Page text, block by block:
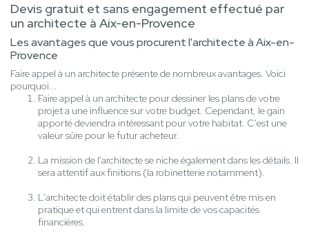
Devis gratuit et sans engagement effectué par
un architecte à Aix-en-Provence
Les avantages que vous procurent l'architecte à Aix-en-
Provence
Faire appel à un architecte présente de nombreux avantages. Voici
pourquoi...
Faire appel à un architecte pour dessiner les plans de votre
projet a une influence sur votre budget. Cependant, le gain
apporté deviendra intéressant pour votre habitat. C'est une
valeur sûre pour le futur acheteur.
La mission de l'architecte se niche également dans les détails. Il
sera attentif aux finitions (la robinetterie notamment).
L'architecte doit établir des plans qui peuvent être mis en
pratique et qui entrent dans la limite de vos capacités
financières.